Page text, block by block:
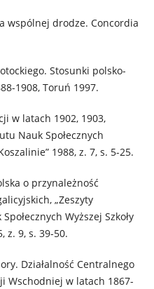
wspólnej drodze. Concordia
Stosunki polsko-
1908, Toruń 1997.
w latach 1902, 1903,
Nauk Społecznych
1988, z. 7, s. 5-25.
o przynależność
„Zeszyty
Wyższej Szkoły
z. 9, s. 39-50.
Działalność Centralnego
Wschodniej w latach 1867-